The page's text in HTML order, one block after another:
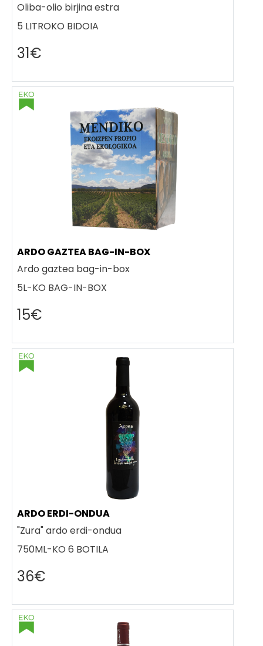
Oliba-olio birjina estra
5 LITROKO BIDOIA
31€
ARDO GAZTEA BAG-IN-BOX
Ardo gaztea bag-in-box
5L-KO BAG-IN-BOX
15€
ARDO ERDI-ONDUA
"Zura" ardo erdi-ondua
750ML-KO 6 BOTILA
36€